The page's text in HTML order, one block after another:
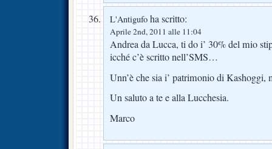
L'Antigufo ha scritto:
Aprile 2nd, 2011 alle 11:04
Andrea da Lucca, ti do i’ 30% del mio
icché c’è scritto nell’SMS…
Unn’è che sia i’ patrimonio di
Un saluto a te e alla Lucchesia.
Marco